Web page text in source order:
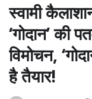
स्वामी
‘गोदान’ की
विमोचन,
है तैयार!